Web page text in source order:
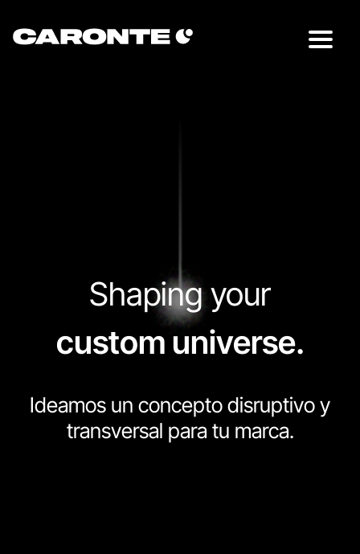
Shaping your
custom universe.
Ideamos un concepto disruptivo y
transversal para tu marca.